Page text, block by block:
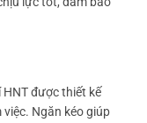
được thiết kế
Ngăn kéo giúp